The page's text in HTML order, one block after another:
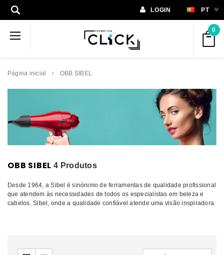
LOGIN PT
0
Página inicial OBB SIBEL
OBB SIBEL 4 Produtos
Desde 1964, a Sibel é sinónimo de ferramentas de qualidade profissional
que atendem às necessidades de todos os especialistas em beleza e
cabelos. Sibel, onde a qualidade confiável atende uma visão inspiradora.